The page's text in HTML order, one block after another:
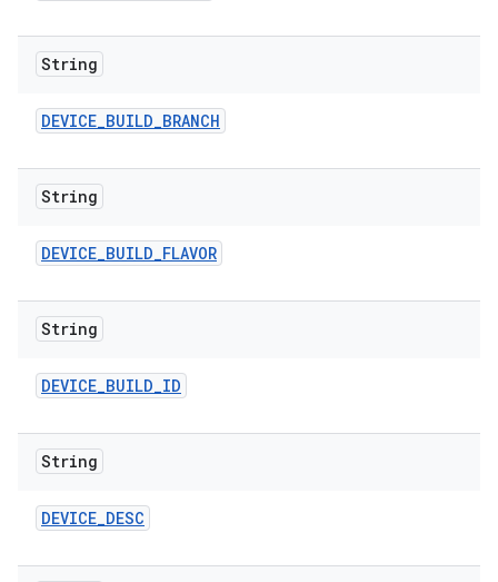
String
DEVICE_BUILD_BRANCH
String
DEVICE_BUILD_FLAVOR
String
DEVICE_BUILD_ID
String
DEVICE_DESC